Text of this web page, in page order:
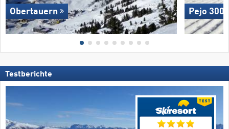
Obertauern Pejo 3000
Testberichte